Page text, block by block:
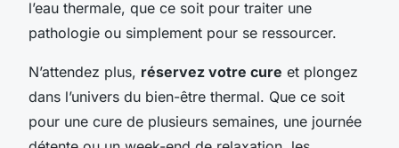
l’eau thermale, que ce soit pour traiter une
pathologie ou simplement pour se ressourcer.
N’attendez plus, réservez votre cure et plongez
dans l’univers du bien-être thermal. Que ce soit
pour une cure de plusieurs semaines, une journée